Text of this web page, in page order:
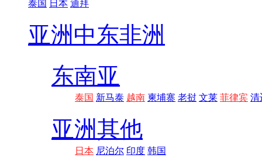
泰国 日本 迪拜
亚洲 中东非洲
东南亚
泰国 新马泰 越南 柬埔寨 老挝 文莱 菲律宾 清
亚洲其他
日本 尼泊尔 印度 韩国